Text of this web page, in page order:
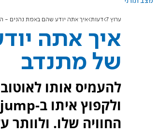
ערוץ 7 דעות איך אתה יודע שהם באמת נהנים -
איך אתה
של מתנדב
להעמיס אותו
החוויה שלו. ולוותר